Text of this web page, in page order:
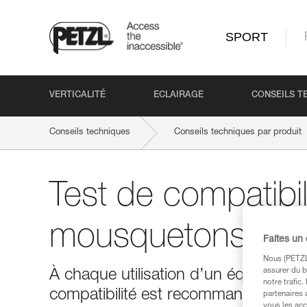
SPORT
VERTICALITÉ ECLAIRAGE CONSEILS
Conseils techniques Conseils techniques par produit
Test de
mousquetons
À chaque utilisation d’un
compatibilité est recommandé.
Faites un
Nous
assurer du
notre trafic.
partenaires